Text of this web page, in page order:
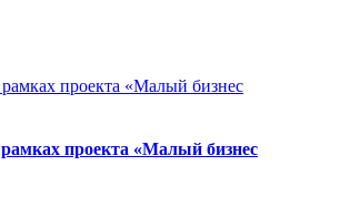
проекта «Малый бизнес